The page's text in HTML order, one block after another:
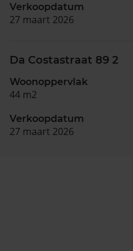
Verkoopdatum
27 maart 2026
Da Costastraat 89 2
Woonoppervlak
44 m2
Verkoopdatum
27 maart 2026